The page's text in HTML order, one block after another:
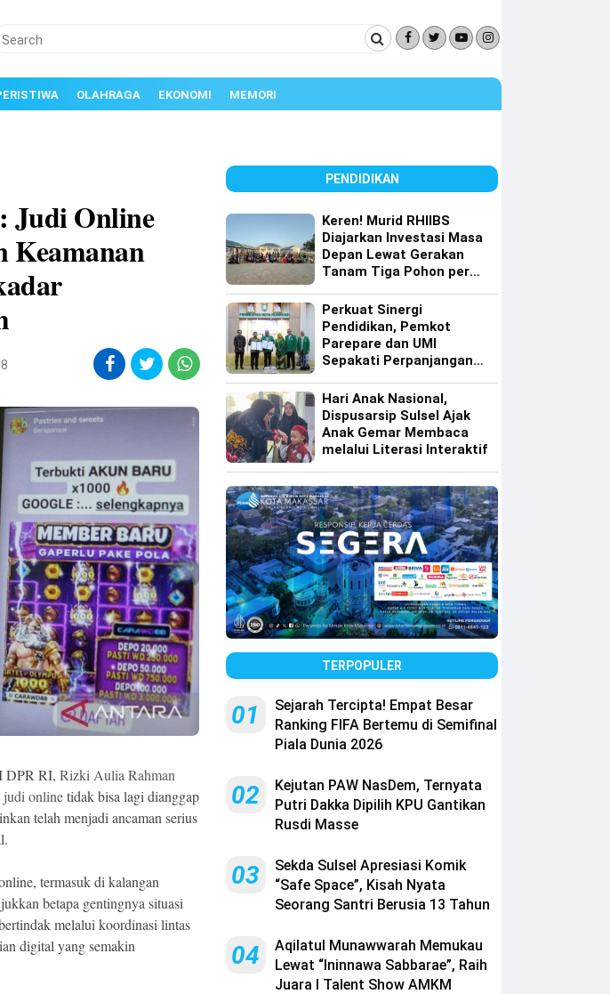
OLAHRAGA EKONOMI MEMORI
Judi Online
Keamanan
DPR RI,Rizki Aulia Rahman
judi onlinetidak bisa lagi dianggap
telah menjadi ancaman serius
termasuk di kalangan
betapa gentingnya situasi
melalui koordinasi lintas
digital yang semakin
PENDIDIKAN
Keren! Murid RHIIBS
Diajarkan Investasi Masa
Depan Lewat Gerakan
Tanam Tiga Pohon per
Perkuat Sinergi
Pendidikan, Pemkot
Parepare dan UMI
Sepakati Perpanjangan
Perguruan Tinggi
Hari Anak Nasional,
Dispusarsip Sulsel Ajak
Anak Gemar Membaca
melalui Literasi Interaktif
TERPOPULER
01
Sejarah Tercipta! Empat Besar
Ranking FIFA Bertemu di Semifinal
Piala Dunia 2026
02
Kejutan PAW NasDem, Ternyata
Putri Dakka Dipilih KPU Gantikan
Rusdi Masse
03
Sekda Sulsel Apresiasi Komik
“Safe Space”, Kisah Nyata
Seorang Santri Berusia 13 Tahun
04
Aqilatul Munawwarah Memukau
Lewat “Ininnawa Sabbarae”, Raih
Juara I Talent Show AMKM